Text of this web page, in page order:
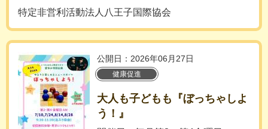
特定非営利活動法人八王子国際協会
公開日：2026年06月27日
健康促進
大人も子どもも『ぼっちゃしよ
う！』